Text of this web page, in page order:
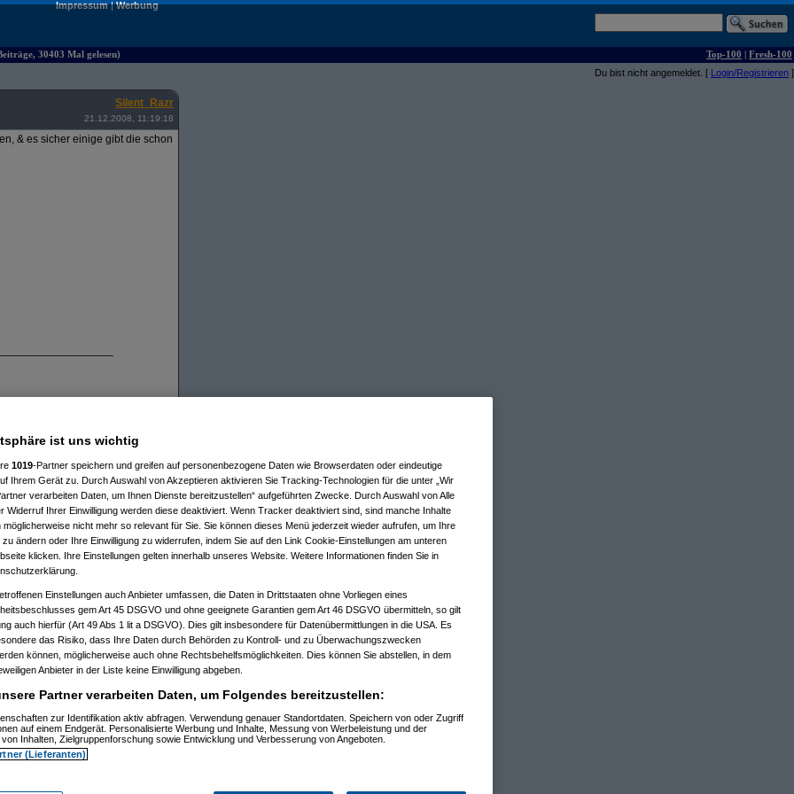
Impressum|Werbung
30403 Mal gelesen) Top-100 | Fresh-100
Du bist nicht angemeldet. [ Login/Registrieren ]
Silent_Razr
21.12.2008, 11:19:18
& es sicher einige gibt die schon
11:32:52)
11:35:10)
12:40:07)
21.12.2008, 12:43:46)
12:46:42)
21.12.2008, 12:48:51)
am 21.12.2008, 15:29:14)
am 21.12.2008, 12:49:41)
am 21.12.2008, 12:59:58)
am 22.12.2008, 19:52:16)
am 22.12.2008, 20:38:25)
am 22.12.2008, 20:56:19)
am 22.12.2008, 21:01:14)
am 22.12.2008, 21:06:19)
am 22.12.2008, 21:26:38)
ist uns wichtig
1019-Partner speichern und greifen auf personenbezogene Daten wie Browserdaten oder eindeutige
Ihrem Gerät zu. Durch Auswahl von Akzeptieren aktivieren Sie Tracking-Technologien für die unter „Wir
verarbeiten Daten, um Ihnen Dienste bereitzustellen“ aufgeführten Zwecke. Durch Auswahl von Alle
Widerruf Ihrer Einwilligung werden diese deaktiviert. Wenn Tracker deaktiviert sind, sind manche Inhalte
möglicherweise nicht mehr so relevant für Sie. Sie können dieses Menü jederzeit wieder aufrufen, um Ihre
zu ändern oder Ihre Einwilligung zu widerrufen, indem Sie auf den Link Cookie-Einstellungen am unteren
klicken. Ihre Einstellungen gelten innerhalb unseres Website. Weitere Informationen finden Sie in
Einstellungen auch Anbieter umfassen, die Daten in Drittstaaten ohne Vorliegen eines
gem Art 45 DSGVO und ohne geeignete Garantien gem Art 46 DSGVO übermitteln, so gilt
auch hierfür (Art 49 Abs 1 lit a DSGVO). Dies gilt insbesondere für Datenübermittlungen in die USA. Es
das Risiko, dass Ihre Daten durch Behörden zu Kontroll- und zu Überwachungszwecken
können, möglicherweise auch ohne Rechtsbehelfsmöglichkeiten. Dies können Sie abstellen, in dem
Anbieter in der Liste keine Einwilligung abgeben.
Partner verarbeiten Daten, um Folgendes bereitzustellen:
zur Identifikation aktiv abfragen. Verwendung genauer Standortdaten. Speichern von oder Zugriff
auf einem Endgerät. Personalisierte Werbung und Inhalte, Messung von Werbeleistung und der
Inhalten, Zielgruppenforschung sowie Entwicklung und Verbesserung von Angeboten.
(Lieferanten)